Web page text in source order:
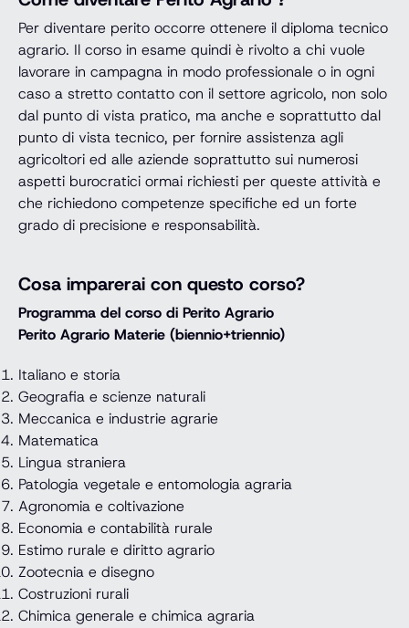
Per diventare perito occorre ottenere il diploma tecnico
agrario. Il corso in esame quindi è rivolto a chi vuole
lavorare in campagna in modo professionale o in ogni
caso a stretto contatto con il settore agricolo, non solo
dal punto di vista pratico, ma anche e soprattutto dal
punto di vista tecnico, per fornire assistenza agli
agricoltori ed alle aziende soprattutto sui numerosi
aspetti burocratici ormai richiesti per queste attività e
che richiedono competenze specifiche ed un forte
grado di precisione e responsabilità.
Cosa imparerai con questo corso?
Programma del corso di Perito Agrario
Perito Agrario Materie (biennio+triennio)
Italiano e storia
Geografia e scienze naturali
Meccanica e industrie agrarie
Matematica
Lingua straniera
Patologia vegetale e entomologia agraria
Agronomia e coltivazione
Economia e contabilità rurale
Estimo rurale e diritto agrario
Zootecnia e disegno
Costruzioni rurali
Chimica generale e chimica agraria